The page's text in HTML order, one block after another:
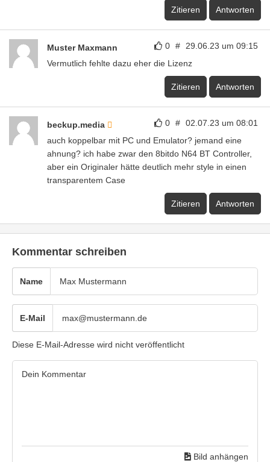
Zitieren Antworten
0 # 29.06.23 um 09:15
Muster Maxmann
Vermutlich fehlte dazu eher die Lizenz
Zitieren Antworten
0 # 02.07.23 um 08:01
beckup.media
auch koppelbar mit PC und Emulator? jemand eine
ahnung? ich habe zwar den 8bitdo N64 BT Controller,
aber ein Originaler hätte deutlich mehr style in einen
transparentem Case
Zitieren Antworten
Kommentar schreiben
Name
E-Mail
Diese E-Mail-Adresse wird nicht veröffentlicht
Bild anhängen